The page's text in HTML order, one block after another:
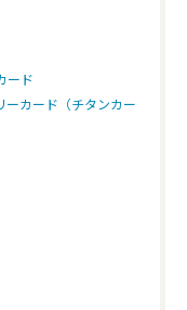
ード
カード（チタンカー